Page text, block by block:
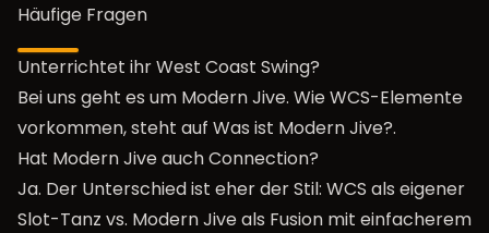
Häufige Fragen
Unterrichtet ihr West Coast Swing?
Bei uns geht es um Modern Jive. Wie WCS-Elemente
vorkommen, steht auf Was ist Modern Jive?.
Hat Modern Jive auch Connection?
Ja. Der Unterschied ist eher der Stil: WCS als eigener
Slot-Tanz vs. Modern Jive als Fusion mit einfacherem